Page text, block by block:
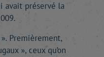
avait préservé la
Premièrement,
», ceux qu’on